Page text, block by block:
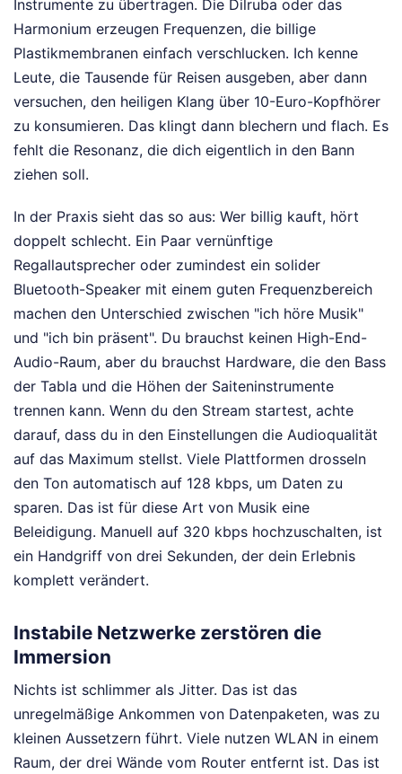
Instrumente zu übertragen. Die Dilruba oder das
Harmonium erzeugen Frequenzen, die billige
Plastikmembranen einfach verschlucken. Ich kenne
Leute, die Tausende für Reisen ausgeben, aber dann
versuchen, den heiligen Klang über 10-Euro-Kopfhörer
zu konsumieren. Das klingt dann blechern und flach. Es
fehlt die Resonanz, die dich eigentlich in den Bann
ziehen soll.
In der Praxis sieht das so aus: Wer billig kauft, hört
doppelt schlecht. Ein Paar vernünftige
Regallautsprecher oder zumindest ein solider
Bluetooth-Speaker mit einem guten Frequenzbereich
machen den Unterschied zwischen "ich höre Musik"
und "ich bin präsent". Du brauchst keinen High-End-
Audio-Raum, aber du brauchst Hardware, die den Bass
der Tabla und die Höhen der Saiteninstrumente
trennen kann. Wenn du den Stream startest, achte
darauf, dass du in den Einstellungen die Audioqualität
auf das Maximum stellst. Viele Plattformen drosseln
den Ton automatisch auf 128 kbps, um Daten zu
sparen. Das ist für diese Art von Musik eine
Beleidigung. Manuell auf 320 kbps hochzuschalten, ist
ein Handgriff von drei Sekunden, der dein Erlebnis
komplett verändert.
Instabile Netzwerke zerstören die
Immersion
Nichts ist schlimmer als Jitter. Das ist das
unregelmäßige Ankommen von Datenpaketen, was zu
kleinen Aussetzern führt. Viele nutzen WLAN in einem
Raum, der drei Wände vom Router entfernt ist. Das ist